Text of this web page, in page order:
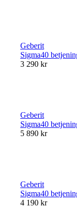
Geberit
Sigma40
3 290 kr
Geberit
Sigma40
5 890 kr
Geberit
Sigma40
4 190 kr